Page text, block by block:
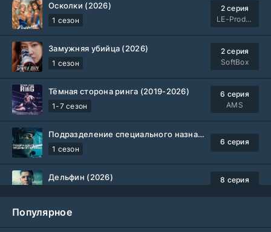
Осколки (2026)
1 сезон
2 серия
LE-Production
Замужняя убийца (2026)
1 сезон
2 серия
SoftBox
Тёмная сторона ринга (2019-2026)
1-7 сезон
6 серия
AMS
Подразделение специального назначения (2026)
1 сезон
6 серия
Дельфин (2026)
8 серия
Популярное